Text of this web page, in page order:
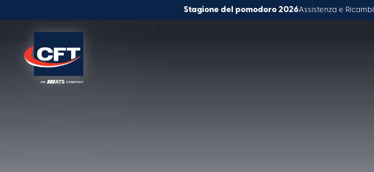
Stagione del pomodoro 2026Assistenza e Ricambi